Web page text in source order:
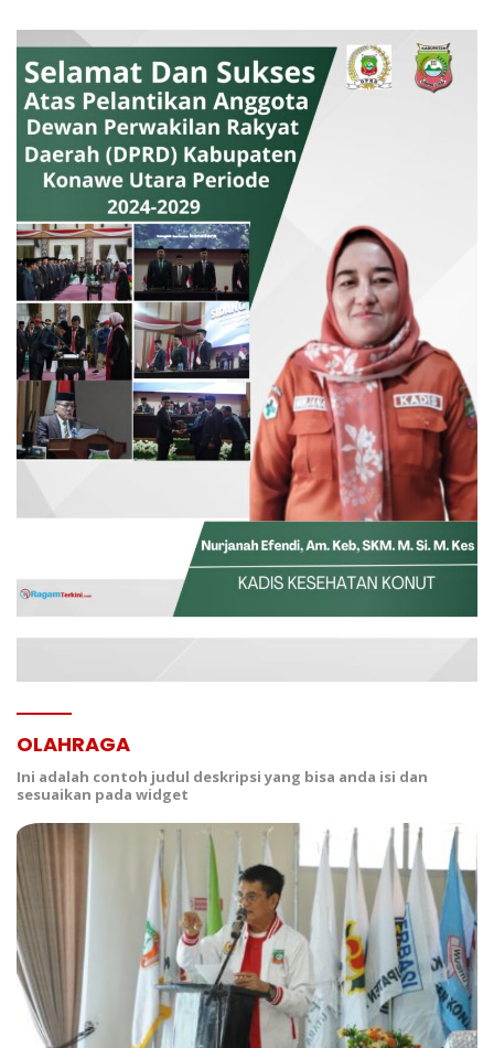
OLAHRAGA
Ini adalah contoh judul deskripsi yang bisa anda isi dan
sesuaikan pada widget